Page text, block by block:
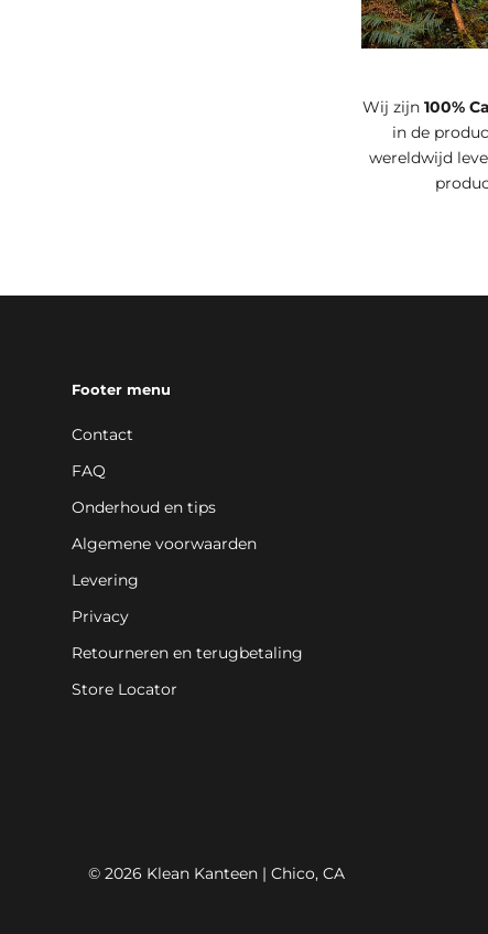
Wij zijn 100%
in de
wereldwijd
Footer menu
Contact
FAQ
Onderhoud en tips
Algemene voorwaarden
Levering
Privacy
Retourneren en terugbetaling
Store Locator
© 2026 Klean Kanteen | Chico, CA